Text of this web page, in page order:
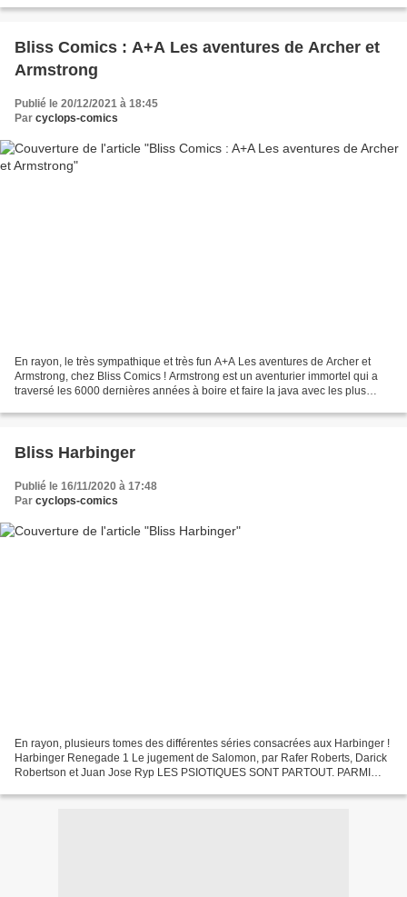
Bliss Comics : A+A Les aventures de Archer et
Armstrong
Publié le 20/12/2021 à 18:45
Par cyclops-comics
En rayon, le très sympathique et très fun A+A Les aventures de Archer et
Armstrong, chez Bliss Comics ! Armstrong est un aventurier immortel qui a
traversé les 6000 dernières années à boire et faire la java avec les plus
Bliss Harbinger
Publié le 16/11/2020 à 17:48
Par cyclops-comics
En rayon, plusieurs tomes des différentes séries consacrées aux Harbinger !
Harbinger Renegade 1 Le jugement de Salomon, par Rafer Roberts, Darick
Robertson et Juan Jose Ryp LES PSIOTIQUES SONT PARTOUT. PARMI